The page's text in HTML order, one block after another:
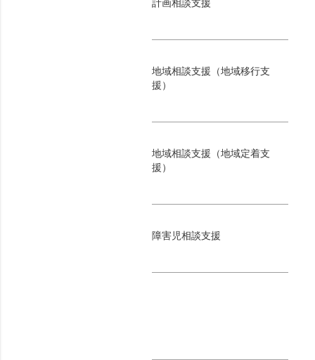
計画相談支援
地域相談支援（地域移行支
援）
地域相談支援（地域定着支
援）
障害児相談支援